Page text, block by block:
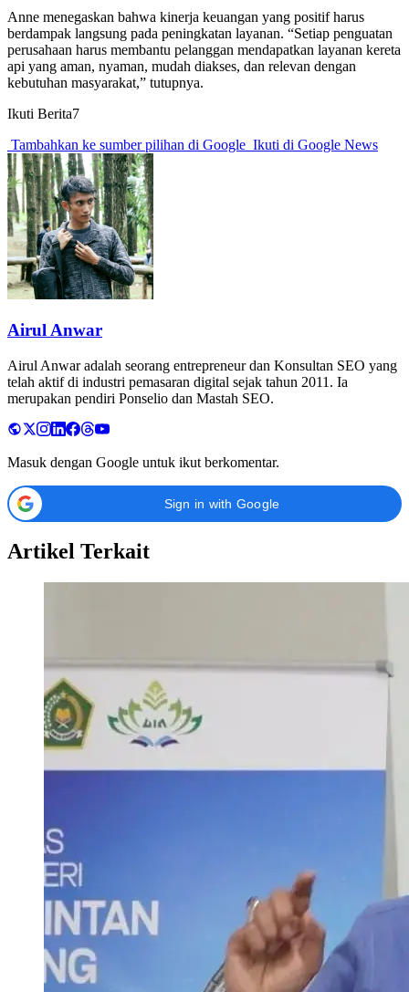
Anne menegaskan bahwa kinerja keuangan yang positif harus
berdampak langsung pada peningkatan layanan. “Setiap penguatan
perusahaan harus membantu pelanggan mendapatkan layanan kereta
api yang aman, nyaman, mudah diakses, dan relevan dengan
kebutuhan masyarakat,” tutupnya.
Ikuti Berita7
Tambahkan ke sumber pilihan di Google Ikuti di Google News
Airul Anwar
Airul Anwar adalah seorang entrepreneur dan Konsultan SEO yang
telah aktif di industri pemasaran digital sejak tahun 2011. Ia
merupakan pendiri Ponselio dan Mastah SEO.
Masuk dengan Google untuk ikut berkomentar.
Sign in with Google
Artikel Terkait